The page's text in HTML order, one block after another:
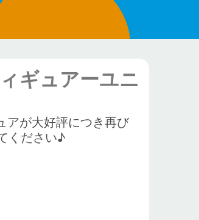
ギュアーユニ
アが大好評につき再び
ください♪